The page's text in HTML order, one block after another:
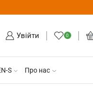
Увійти 0
S Про нас